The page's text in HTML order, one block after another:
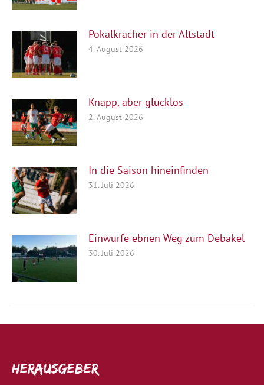
Pokalkracher in der Altstadt
4. August 2026
Knapp, aber glücklos
2. August 2026
In die Saison hineinfinden
31. Juli 2026
Einwürfe ebnen Weg zum Debakel
30. Juli 2026
Herausgeber